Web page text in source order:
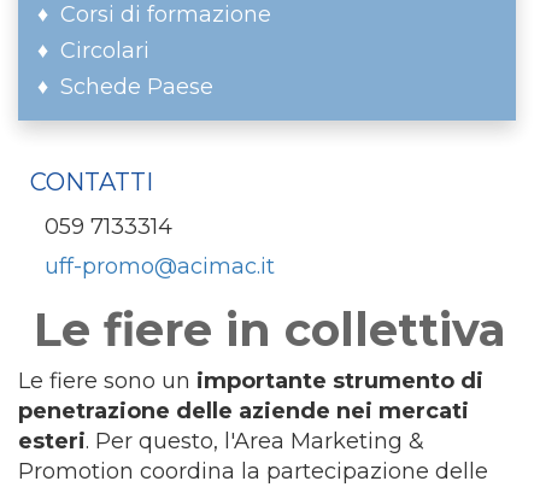
Corsi di formazione
Circolari
Schede Paese
CONTATTI
059 7133314
uff-promo@acimac.it
Le fiere in collettiva
Le fiere sono un importante strumento di
penetrazione delle aziende nei mercati
esteri. Per questo, l'Area Marketing &
Promotion coordina la partecipazione delle